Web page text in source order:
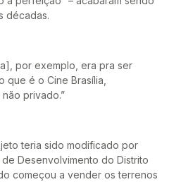
décadas.
por exemplo, era pra ser
que é o Cine Brasília,
privado.”
teria sido modificado por
Desenvolvimento do Distrito
começou a vender os terrenos